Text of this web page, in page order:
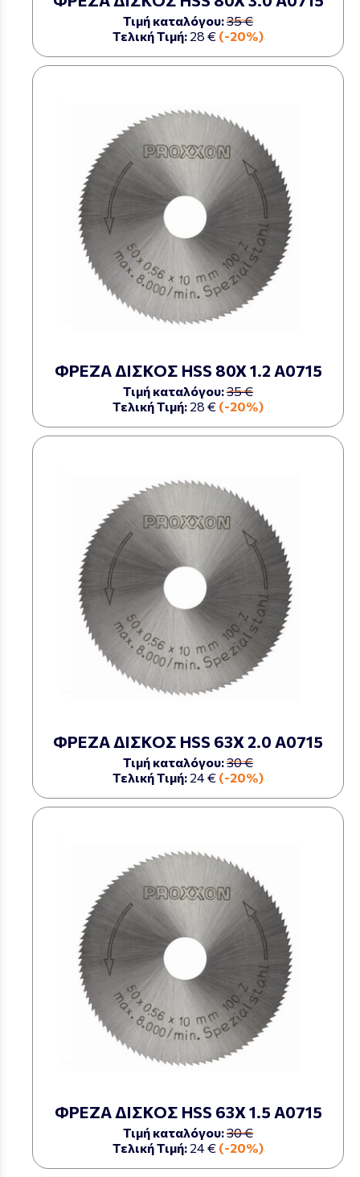
Τιμή καταλόγου:35 €
Τελική Τιμή: 28 € (-20%)
ΦΡΕΖΑ ΔΙΣΚΟΣ HSS 80X 1.2 Α0715
Τιμή καταλόγου:35 €
Τελική Τιμή: 28 € (-20%)
ΦΡΕΖΑ ΔΙΣΚΟΣ HSS 63Χ 2.0 Α0715
Τιμή καταλόγου:30 €
Τελική Τιμή: 24 € (-20%)
ΦΡΕΖΑ ΔΙΣΚΟΣ HSS 63Χ 1.5 Α0715
Τιμή καταλόγου:30 €
Τελική Τιμή: 24 € (-20%)